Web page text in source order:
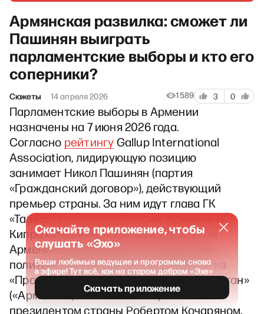
Армянская развилка: сможет ли
Пашинян выиграть
парламентские выборы и кто его
соперники?
Сюжеты 14 апреля 2026 1589 3 0
Парламентские выборы в Армении
назначены на 7 июня 2026 года.
Согласно рейтингуGallup International
Association, лидирующую позицию
занимает Никол Пашинян (партия
«Гражданский договор»), действующий
премьер страны. За ним идут глава ГК
«Ташир»,гражданинРоссии, Армении и
Кипра Самвел Карапетян из «Сильной
Армении», бизнесмен и общественно-
политический деятель Гагик Царукян из
«Процветающей Армении» и блок «Айястан»
(«Армения») во главе со вторым
президентом страны Робертом Кочаряном.
Скачайте приложение, чтобы
слушать «Эхо»
Ваши любимые ведущие и программы снова
в эфире! Тут всё, как на старом добром «Эхе»
Скачать приложение